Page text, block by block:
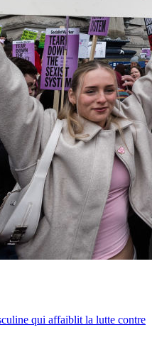
qui affaiblit la lutte contre